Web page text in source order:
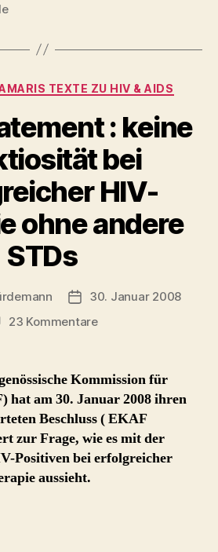
Kategorien
TEXTE ZU HIV & AIDS
: keine
bei
HIV-
ohne andere
STDs
Beitragsdatum
30. Januar 2008
23 Kommentarezu
Infektiosität
bei
erfolgreicher
HIV-
Kommission für
hat am 30. Januar 2008 ihren
Beschluss ( EKAF
zur Frage, wie es mit der
Positiven bei erfolgreicher
aussieht.